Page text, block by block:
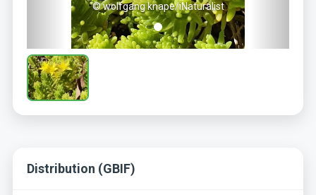
© wolfgang knape/iNaturalist
Distribution (GBIF)